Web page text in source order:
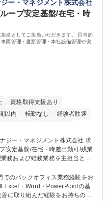
専修学校 高校 語学力： 資格：第
ー・マネジメント株式会社
ープ安定基盤/在宅・時
当としてご担当いただきます。 日常的
両管理・書類管理・本社設備管理や安全
資格取得支援あり
以内 転勤なし
経験者歓迎
日祝休み
ー・マネジメント株式会社 求
安定基盤/在宅・時差出勤可/残業
理や決算業務などの経理業務に加
や安全対策など幅広い総務業務も
務】※実務業務における業務改善
のバックオフィス業務経験をお
Excel・Word・PowerPointの基
に取り組んだ経験をお持ちの方